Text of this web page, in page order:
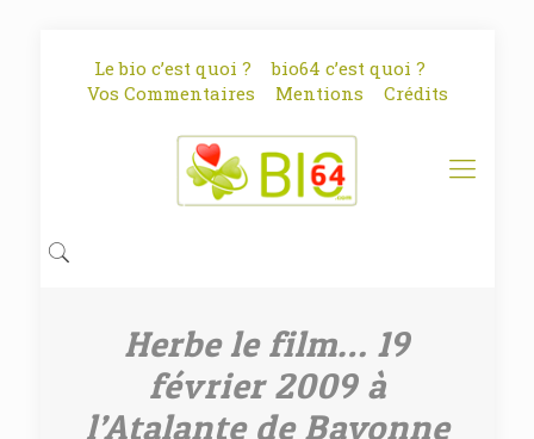
Le bio c’est quoi ?
bio64 c’est quoi ?
Vos Commentaires
Mentions Crédits
Herbe le film… 19
février 2009 à
l’Atalante de Bayonne